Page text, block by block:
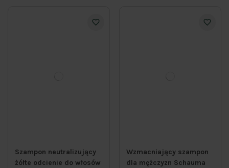
Szampon neutralizujący
żółte odcienie do włosów
Wzmacniający szampon
dla mężczyzn Schauma